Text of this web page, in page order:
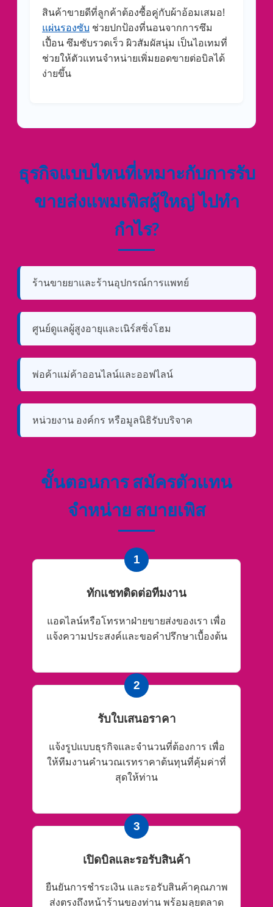
สินค้าขายดีที่ลูกค้าต้องซื้อคู่กับผ้าอ้อมเสมอ!
แผ่นรองซับ ช่วยปกป้องที่นอนจากการซึม
เปื้อน ซึมซับรวดเร็ว ผิวสัมผัสนุ่ม เป็นไอเทมที่
ช่วยให้ตัวแทนจำหน่ายเพิ่มยอดขายต่อบิลได้
ง่ายขึ้น
ธุรกิจแบบไหนที่เหมาะกับการรับ
ขายส่งแพมเพิสผู้ใหญ่ ไปทำ
กำไร?
ร้านขายยาและร้านอุปกรณ์การแพทย์
ศูนย์ดูแลผู้สูงอายุและเนิร์สซิ่งโฮม
พ่อค้าแม่ค้าออนไลน์และออฟไลน์
หน่วยงาน องค์กร หรือมูลนิธิรับบริจาค
ขั้นตอนการ สมัครตัวแทน
จำหน่าย สบายเพิส
1
ทักแชทติดต่อทีมงาน
แอดไลน์หรือโทรหาฝ่ายขายส่งของเรา เพื่อ
แจ้งความประสงค์และขอคำปรึกษาเบื้องต้น
2
รับใบเสนอราคา
แจ้งรูปแบบธุรกิจและจำนวนที่ต้องการ เพื่อ
ให้ทีมงานคำนวณเรทราคาต้นทุนที่คุ้มค่าที่
สุดให้ท่าน
3
เปิดบิลและรอรับสินค้า
ยืนยันการชำระเงิน และรอรับสินค้าคุณภาพ
ส่งตรงถึงหน้าร้านของท่าน พร้อมลุยตลาด